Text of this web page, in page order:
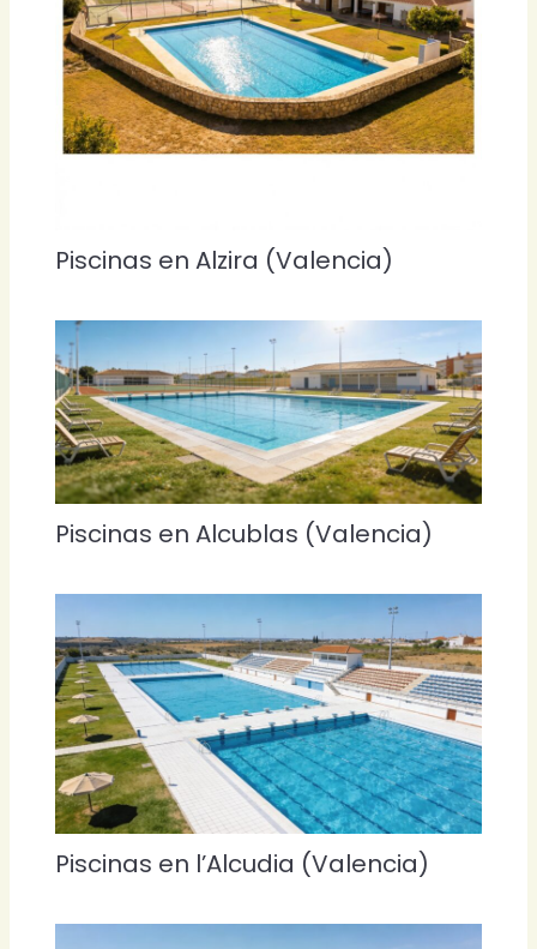
Piscinas en Alzira (Valencia)
Piscinas en Alcublas (Valencia)
Piscinas en l’Alcudia (Valencia)